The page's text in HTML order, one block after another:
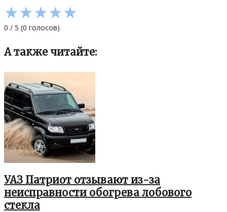
★★★★★
0 / 5 (0 голосов)
А также читайте:
УАЗ Патриот отзывают из-за
неисправности обогрева лобового
стекла